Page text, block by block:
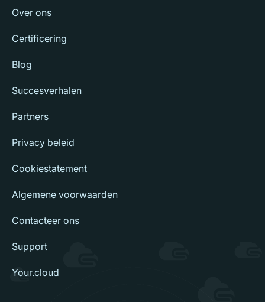
Over ons
Certificering
Blog
Succesverhalen
Partners
Privacy beleid
Cookiestatement
Algemene voorwaarden
Contacteer ons
Support
Your.cloud